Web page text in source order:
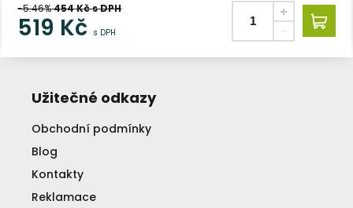
-5.46%454Kč s DPH
519 Kč s DPH
Užitečné odkazy
Obchodní podmínky
Blog
Kontakty
Reklamace